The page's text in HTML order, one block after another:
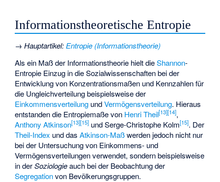
Informationstheoretische Entropie
→Hauptartikel:Entropie (Informationstheorie)
Als ein Maß der Informationstheorie hielt dieShannon-
Entropie Einzug in die Sozialwissenschaften bei der
Entwicklung von Konzentrationsmaßen und Kennzahlen für
die Ungleichverteilungbeispielsweise der
Einkommensverteilung undVermögensverteilung. Hieraus
entstanden die Entropiemaße von Henri Theil[13][14],
Anthony Atkinson[13][15] undSerge-Christophe Kolm[15]. Der
Theil-Index und dasAtkinson-Maßwerden jedoch nicht nur
bei der Untersuchung von Einkommens- und
Vermögensverteilungen verwendet, sondern beispielsweise
in derSoziologieauch bei der Beobachtung der
Segregationvon Bevölkerungsgruppen.